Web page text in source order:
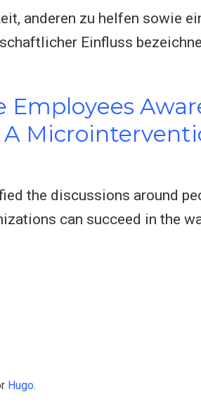
anderen zu helfen sowie
Einfluss
Employees
A
the discussions around
can succeed in the
Hugo.